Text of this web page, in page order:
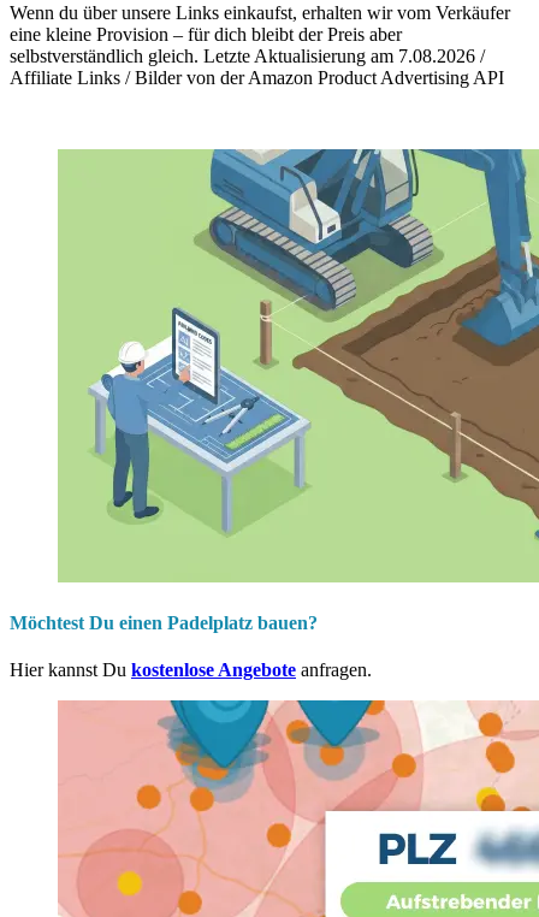
Wenn du über unsere Links einkaufst, erhalten wir vom Verkäufer
eine kleine Provision – für dich bleibt der Preis aber
selbstverständlich gleich. Letzte Aktualisierung am 7.08.2026 /
Affiliate Links / Bilder von der Amazon Product Advertising API
Möchtest Du einen Padelplatz bauen?
Hier kannst Du kostenlose Angebote anfragen.